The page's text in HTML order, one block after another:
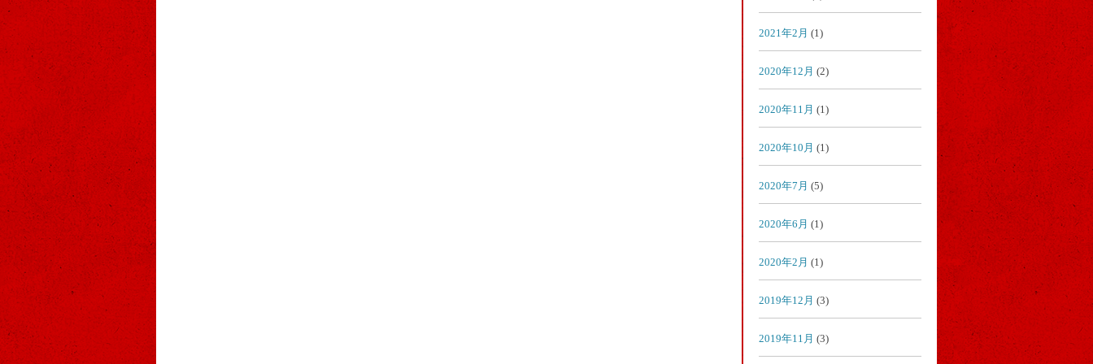
2021年2月 (1)
2020年12月 (2)
2020年11月 (1)
2020年10月 (1)
2020年7月 (5)
2020年6月 (1)
2020年2月 (1)
2019年12月 (3)
2019年11月 (3)